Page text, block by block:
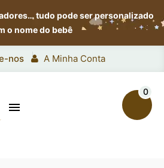
tudo pode ser personalizado
o nome do bebê
nos A Minha Conta

0